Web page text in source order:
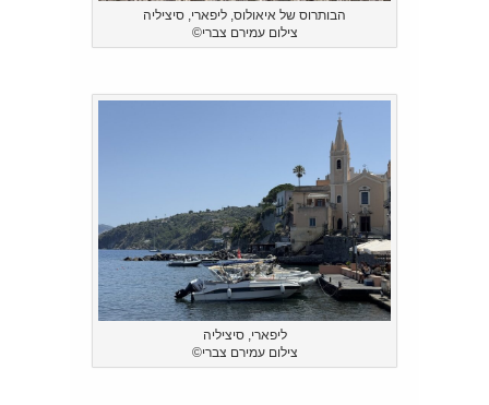
הבותרוס של איאולוס, ליפארי, סיציליה
צילום עמירם צברי©
ליפארי, סיציליה
צילום עמירם צברי©